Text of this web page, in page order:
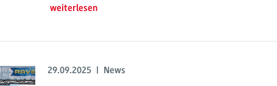
weiterlesen
29.09.2025 | News